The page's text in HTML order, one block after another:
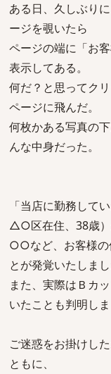
ある日、久しぶり
ージを覗いたら
ページの端に「お
表示してある。
何だ？と思ってク
ページに飛んだ。
何枚かある写真の
んな中身だった。
「当店に勤務して
△○区在住、38歳）
○○など、お客様の
とが発覚いたしまし
また、実際はＢカ
いたことも判明しま
ご迷惑をお掛けし
ともに、